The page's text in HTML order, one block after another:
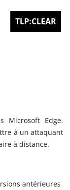
TLP:CLEAR
Microsoft Edge.
à un attaquant
à distance.
antérieures